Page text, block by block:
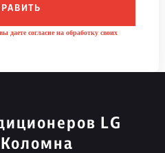
согласие на обработку своих
LG